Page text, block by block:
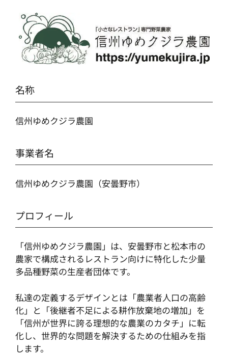
名称
信州ゆめクジラ農園
事業者名
信州ゆめクジラ農園（安曇野市）
プロフィール
「信州ゆめクジラ農園」は、安曇野市と松本市の
農家で構成されるレストラン向けに特化した少量
多品種野菜の生産者団体です。
私達の定義するデザインとは「農業者人口の高齢
化」と「後継者不足による耕作放棄地の増加」を
「信州が世界に誇る理想的な農業のカタチ」に転
化し、世界的な問題を解決するための仕組みを指
します。